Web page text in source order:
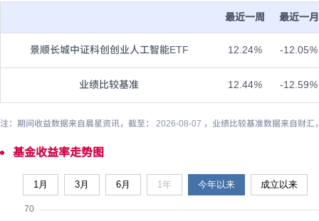
最近一周 最近一月
景顺长城中证科创创业人工智能ETF 12.24% -12.05%
业绩比较基准 12.44% -12.59%
注：期间收益数据来自晨星资讯，截至： 2026-08-07 ，业绩比较基准数据来自财
基金收益率走势图
1月 3月 6月 1年 今年以来 成立以来